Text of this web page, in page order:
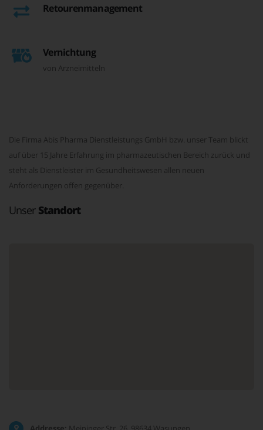
Retourenmanagement
Vernichtung
von Arzneimitteln
Die Firma Abis Pharma Dienstleistungs GmbH bzw. unser Team blickt
auf über 15 Jahre Erfahrung im pharmazeutischen Bereich zurück und
steht als Dienstleister im Gesundheitswesen allen neuen
Anforderungen offen gegenüber.
Unser Standort